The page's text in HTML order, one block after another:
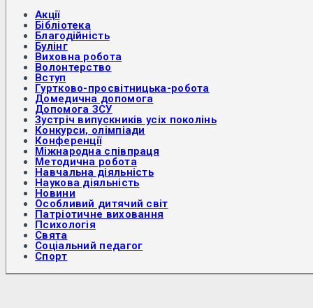
Акції
Бібліотека
Благодійність
Булінг
Виховна робота
Волонтерство
Вступ
Гуртково-просвітницька-робота
Домедична допомога
Допомога ЗСУ
Зустріч випускників усіх поколінь
Конкурси, олімпіади
Конференції
Міжнародна співпраця
Методична робота
Навчальна діяльність
Наукова діяльність
Новини
Особливий дитячий світ
Патріотичне виховання
Психологія
Свята
Соціальний педагог
Спорт